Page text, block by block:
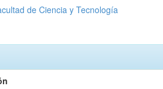
de Ciencia y Tecnología